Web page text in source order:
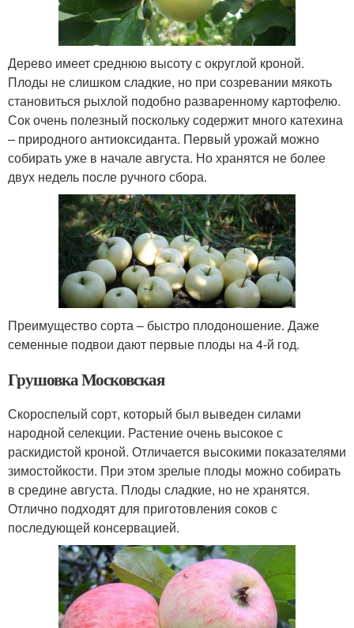
Дерево имеет среднюю высоту с округлой кроной.
Плоды не слишком сладкие, но при созревании мякоть
становиться рыхлой подобно разваренному картофелю.
Сок очень полезный поскольку содержит много катехина
– природного антиоксиданта. Первый урожай можно
собирать уже в начале августа. Но хранятся не более
двух недель после ручного сбора.
Преимущество сорта – быстро плодоношение. Даже
семенные подвои дают первые плоды на 4-й год.
Грушовка Московская
Скороспелый сорт, который был выведен силами
народной селекции. Растение очень высокое с
раскидистой кроной. Отличается высокими показателями
зимостойкости. При этом зрелые плоды можно собирать
в средине августа. Плоды сладкие, но не хранятся.
Отлично подходят для приготовления соков с
последующей консервацией.